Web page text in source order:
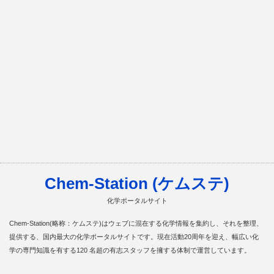
Chem-Station (ケムステ)
化学ポータルサイト
Chem-Station(略称：ケムステ)はウェブに混在する化学情報を集約し、それを整理、
提供する、国内最大の化学ポータルサイトです。現在活動20周年を迎え、幅広い化
学の専門知識を有する120 名超の有志スタッフを擁する体制で運営しています。